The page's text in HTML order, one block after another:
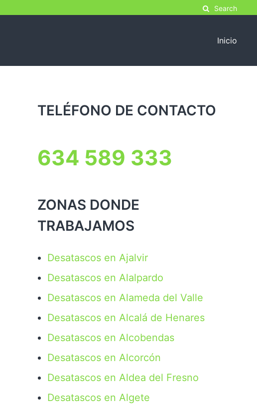
Search
Inicio
TELÉFONO DE CONTACTO
634 589 333
ZONAS DONDE
TRABAJAMOS
Desatascos en Ajalvir
Desatascos en Alalpardo
Desatascos en Alameda del Valle
Desatascos en Alcalá de Henares
Desatascos en Alcobendas
Desatascos en Alcorcón
Desatascos en Aldea del Fresno
Desatascos en Algete